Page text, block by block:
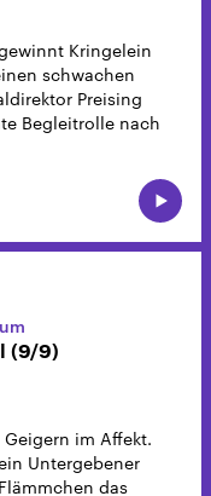
Kringelein
schwachen
Preising
Begleitrolle nach
(9/9)
im Affekt.
Untergebener
das